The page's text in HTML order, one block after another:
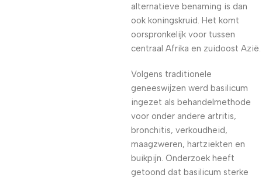
alternatieve benaming is dan
ook koningskruid. Het komt
oorspronkelijk voor tussen
centraal Afrika en zuidoost Azië.
Volgens traditionele
geneeswijzen werd basilicum
ingezet als behandelmethode
voor onder andere artritis,
bronchitis, verkoudheid,
maagzweren, hartziekten en
buikpijn. Onderzoek heeft
getoond dat basilicum sterke